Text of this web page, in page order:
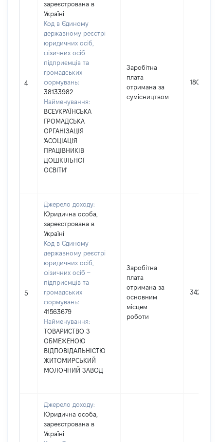
4
зареєстрована в
Україні
Код в Єдиному
державному реєстрі
юридичних осіб,
фізичних осіб –
підприємців та
громадських
формувань:
38133982
Найменування:
ВСЕУКРАЇНСЬКА
ГРОМАДСЬКА
ОРГАНІЗАЦІЯ
'АСОЦІАЦІЯ
ПРАЦІВНИКІВ
ДОШКІЛЬНОЇ
ОСВІТИ'
Заробітна
плата
отримана за
сумісництвом
1800
5
Джерело доходу:
Юридична особа,
зареєстрована в
Україні
Код в Єдиному
державному реєстрі
юридичних осіб,
фізичних осіб –
підприємців та
громадських
формувань:
41563679
Найменування:
ТОВАРИСТВО З
ОБМЕЖЕНОЮ
ВІДПОВІДАЛЬНІСТЮ
ЖИТОМИРСЬКИЙ
МОЛОЧНИЙ ЗАВОД
Заробітна
плата
отримана за
основним
місцем
роботи
34299
Джерело доходу:
Юридична особа,
зареєстрована в
Україні